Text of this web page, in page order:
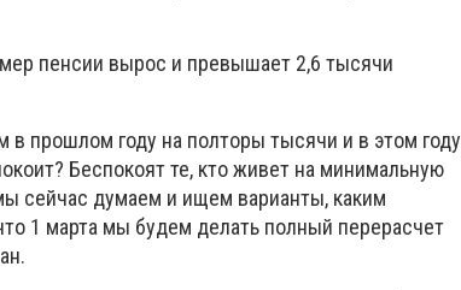
пенсии вырос и превышает 2,6 тысячи
прошлом году на полторы тысячи и в этом году
Беспокоят те, кто живет на минимальную
сейчас думаем и ищем варианты, каким
1 марта мы будем делать полный перерасчет